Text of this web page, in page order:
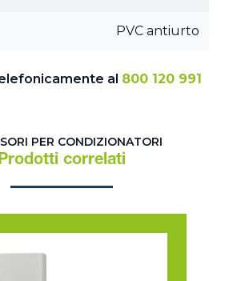
PVC antiurto
al 800 120 991
PER CONDIZIONATORI
correlati